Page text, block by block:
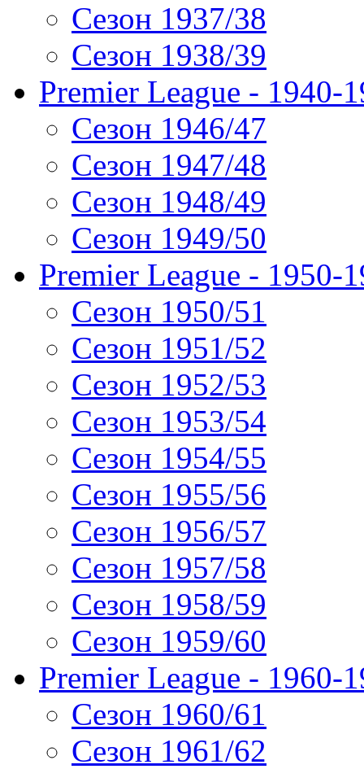
Сезон 1937/38
Сезон 1938/39
Premier League - 1940-
Сезон 1946/47
Сезон 1947/48
Сезон 1948/49
Сезон 1949/50
Premier League - 1950-
Сезон 1950/51
Сезон 1951/52
Сезон 1952/53
Сезон 1953/54
Сезон 1954/55
Сезон 1955/56
Сезон 1956/57
Сезон 1957/58
Сезон 1958/59
Сезон 1959/60
Premier League - 1960-
Сезон 1960/61
Сезон 1961/62